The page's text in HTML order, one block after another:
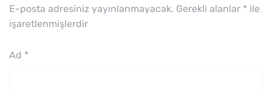
E-posta adresiniz yayınlanmayacak. Gerekli alanlar * ile
işaretlenmişlerdir
Ad *